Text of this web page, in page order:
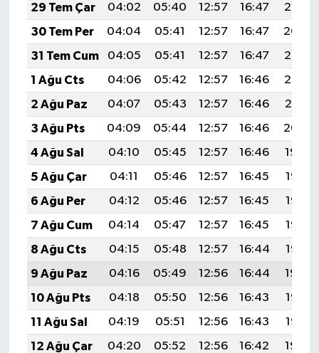
29 Tem Çar
04:02 05:40 12:57 16:47
20:05
30 Tem Per
04:04 05:41 12:57 16:47
20:04
31 Tem Cum
04:05 05:41 12:57 16:47
20:03
1 Ağu Cts
04:06 05:42 12:57 16:46
20:02
2 Ağu Paz
04:07 05:43 12:57 16:46
20:01
3 Ağu Pts
04:09 05:44 12:57 16:46
20:00
4 Ağu Sal
04:10 05:45 12:57 16:46
19:59
5 Ağu Çar
04:11 05:46 12:57 16:45
19:58
6 Ağu Per
04:12 05:46 12:57 16:45
19:57
7 Ağu Cum
04:14 05:47 12:57 16:45
19:56
8 Ağu Cts
04:15 05:48 12:57 16:44
19:55
9 Ağu Paz
04:16 05:49 12:56 16:44
19:54
10 Ağu Pts
04:18 05:50 12:56 16:43
19:53
11 Ağu Sal
04:19 05:51 12:56 16:43
19:52
12 Ağu Çar
04:20 05:52 12:56 16:42
19:50